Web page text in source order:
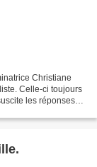
Christiane
Celle-ci toujours
les réponses